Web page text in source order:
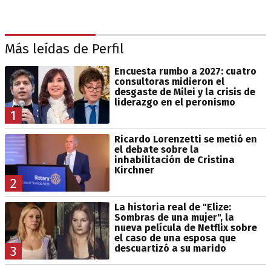
Más leídas de Perfil
1
Encuesta rumbo a 2027: cuatro
consultoras midieron el
desgaste de Milei y la crisis de
liderazgo en el peronismo
2
Ricardo Lorenzetti se metió en
el debate sobre la
inhabilitación de Cristina
Kirchner
3
La historia real de "Elize:
Sombras de una mujer", la
nueva película de Netflix sobre
el caso de una esposa que
descuartizó a su marido